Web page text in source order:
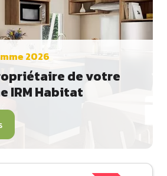
2026
de votre
IRM Habitat